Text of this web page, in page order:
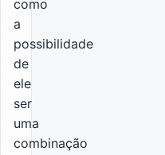
como
a
possibilidade
de
ele
ser
uma
combinação